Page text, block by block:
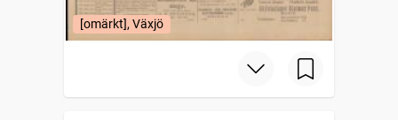
[omärkt], Växjö